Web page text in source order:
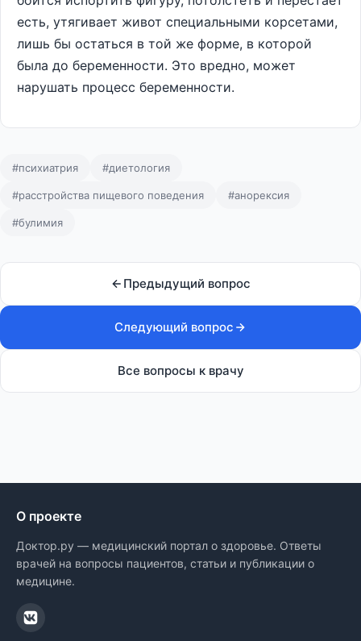
есть, утягивает живот специальными корсетами,
лишь бы остаться в той же форме, в которой
была до беременности. Это вредно, может
нарушать процесс беременности.
#психиатрия #диетология
#расстройства пищевого поведения #анорексия
#булимия
Предыдущий вопрос
Следующий вопрос
Все вопросы к врачу
О проекте
Доктор.ру — медицинский портал о здоровье. Ответы
врачей на вопросы пациентов, статьи и публикации о
медицине.